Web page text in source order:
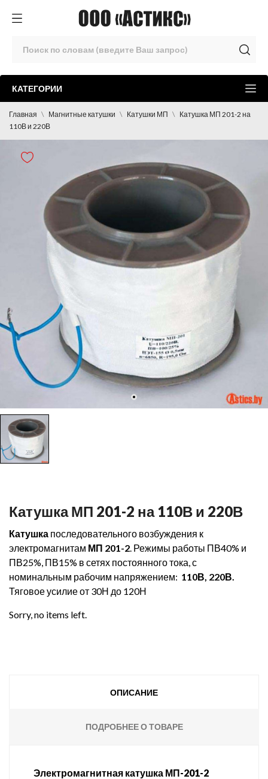
КАТЕГОРИИ
Главная Магнитные катушки Катушки МП
Катушка МП 201-2 на
110В и 220В
Катушка МП 201-2 на 110В и 220В
Катушка последовательного возбуждения к
электромагнитам МП 201-2 . Режимы работы ПВ40% и
ПВ25%, ПВ15% в сетях постоянного тока, с
номинальным рабочим напряжением: 110В, 220В.
Тяговое усилие от 30Н до 120Н
Sorry, no items left.
ОПИСАНИЕ
ПОДРОБНЕЕ О ТОВАРЕ
Электромагнитная катушка МП-201-2